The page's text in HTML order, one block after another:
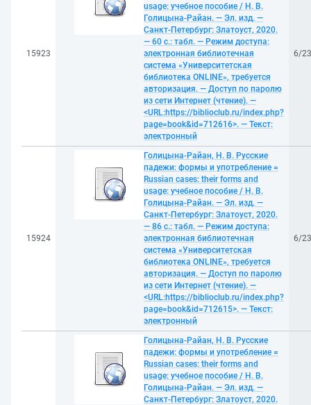
15923
usage: учебное пособие / Н. В.
Голицына-Райан. — Эл. изд. —
Санкт-Петербург: Златоуст, 2020.
— 60 с.: табл. — Режим доступа:
электронная библиотечная
система «Университетская
библиотека ONLINE», требуется
авторизация. — Доступ по паролю
из сети Интернет (чтение). —
<URL:https://biblioclub.ru/index.php?
page=book&id=712616>. — Текст:
электронный
6/
15924
Голицына-Райан, Н. В. Русские
падежи: формы и употребление =
Russian cases: their forms and
usage: учебное пособие / Н. В.
Голицына-Райан. — Эл. изд. —
Санкт-Петербург: Златоуст, 2020.
— 86 с.: табл. — Режим доступа:
электронная библиотечная
система «Университетская
библиотека ONLINE», требуется
авторизация. — Доступ по паролю
из сети Интернет (чтение). —
<URL:https://biblioclub.ru/index.php?
page=book&id=712615>. — Текст:
электронный
6/
Голицына-Райан, Н. В. Русские
падежи: формы и употребление =
Russian cases: their forms and
usage: учебное пособие / Н. В.
Голицына-Райан. — Эл. изд. —
Санкт-Петербург: Златоуст, 2020.